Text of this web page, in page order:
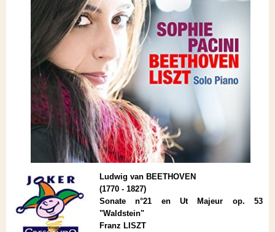
Ludwig van BEETHOVEN
(1770 - 1827)
Sonate n°21 en Ut Majeur op. 53
"Waldstein"
Franz LISZT